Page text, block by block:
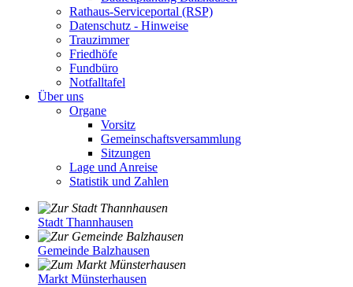
Rathaus-Serviceportal (RSP)
Datenschutz - Hinweise
Trauzimmer
Friedhöfe
Fundbüro
Notfalltafel
Über uns
Organe
Vorsitz
Gemeinschaftsversammlung
Sitzungen
Lage und Anreise
Statistik und Zahlen
Stadt Thannhausen
Gemeinde Balzhausen
Markt Münsterhausen